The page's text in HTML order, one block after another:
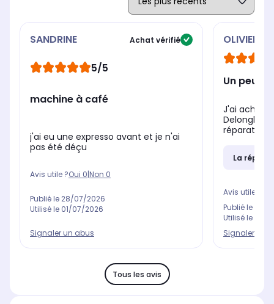
SANDRINE Achat vérifié
5/5
machine à café
j'ai eu une expresso avant et je n'ai
pas été déçu
Avis utile ?Oui 0|Non 0
Publié le 28/07/2026
Utilisé le 01/07/2026
Signaler un abus
OLIVIER
Un peu
J'ai acheté
Delonghi
réparation
La
Avis utile ?
Publié le
Utilisé le
Signaler un
Tous les avis